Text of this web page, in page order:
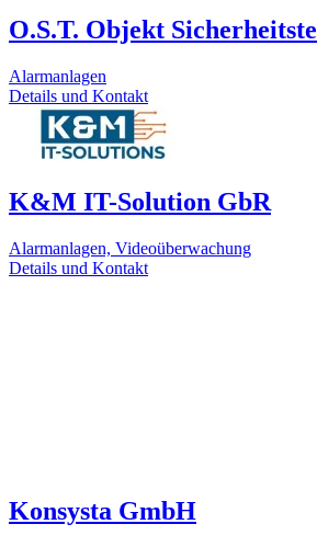
O.S.T. Objekt
Alarmanlagen
Details und Kontakt
K&M IT-Solution GbR
Alarmanlagen, Videoüberwachung
Details und Kontakt
Konsysta GmbH